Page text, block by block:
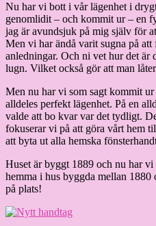
Nu har vi bott i vår lägenhet i
genomlidit – och kommit ur – en
jag är avundsjuk på mig själv för
Men vi har ändå varit sugna på
anledningar. Och ni vet hur det är
lugn. Vilket också gör att man
Men nu har vi som sagt kommit
alldeles perfekt lägenhet. På en
valde att bo kvar var det tydligt.
fokuserar vi på att göra vårt hem
att byta ut alla hemska
Huset är byggt 1889 och nu har
hemma i hus byggda mellan
på plats!